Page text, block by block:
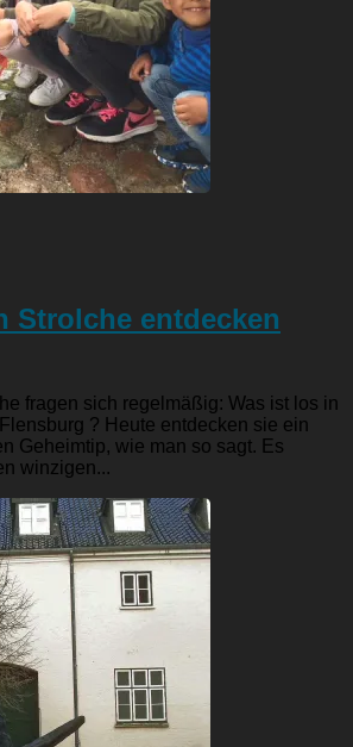
Strolche entdecken
fragen sich regelmäßig: Was ist los in
? Heute entdecken sie ein
Geheimtip, wie man so sagt. Es
winzigen...